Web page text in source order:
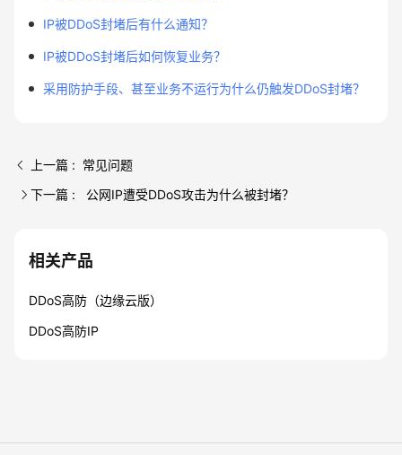
IP被DDoS封堵后有什么通知？
IP被DDoS封堵后如何恢复业务？
采用防护手段、甚至业务不运行为什么仍触发DDoS封堵？
上一篇 : 常见问题
下一篇 : 公网IP遭受DDoS攻击为什么被封堵？
相关产品
DDoS高防（边缘云版）
DDoS高防IP